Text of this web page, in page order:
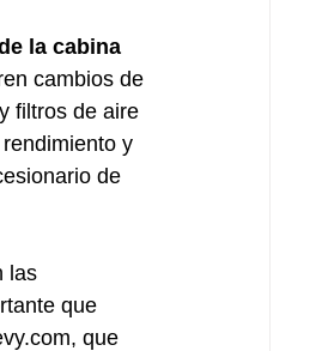
la cabina
cambios de
filtros de aire
y
de
las
que
que